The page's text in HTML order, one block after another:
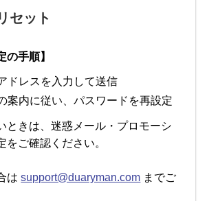
セット
の手順】
ドレスを入力して送信
案内に従い、パスワードを再設定
ときは、迷惑メール・プロモーシ
をご確認ください。
はsupport@duaryman.com までご